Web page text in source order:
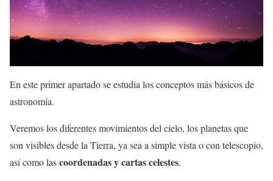
En este primer apartado se estudia los conceptos más básicos de
astronomía.
Veremos los diferentes movimientos del cielo, los planetas que
son visibles desde la Tierra, ya sea a simple vista o con telescopio,
así como lascoordenadas y cartas celestes.